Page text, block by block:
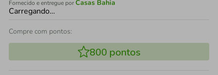
Fornecido e entregue porCasas Bahia
Carregando…
Compre com pontos:
800 pontos